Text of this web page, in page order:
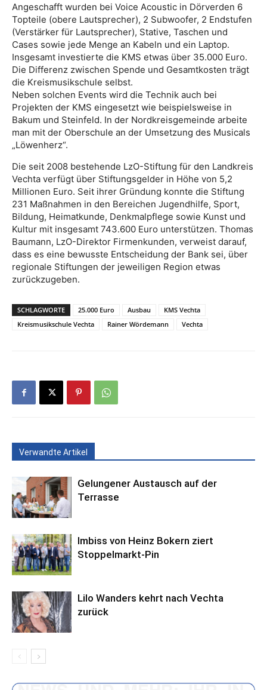
Angeschafft wurden bei Voice Acoustic in Dörverden 6
Topteile (obere Lautsprecher), 2 Subwoofer, 2 Endstufen
(Verstärker für Lautsprecher), Stative, Taschen und
Cases sowie jede Menge an Kabeln und ein Laptop.
Insgesamt investierte die KMS etwas über 35.000 Euro.
Die Differenz zwischen Spende und Gesamtkosten trägt
die Kreismusikschule selbst.
Neben solchen Events wird die Technik auch bei
Projekten der KMS eingesetzt wie beispielsweise in
Bakum und Steinfeld. In der Nordkreisgemeinde arbeite
man mit der Oberschule an der Umsetzung des Musicals
„Löwenherz“.
Die seit 2008 bestehende LzO-Stiftung für den Landkreis
Vechta verfügt über Stiftungsgelder in Höhe von 5,2
Millionen Euro. Seit ihrer Gründung konnte die Stiftung
231 Maßnahmen in den Bereichen Jugendhilfe, Sport,
Bildung, Heimatkunde, Denkmalpflege sowie Kunst und
Kultur mit insgesamt 743.600 Euro unterstützen. Thomas
Baumann, LzO-Direktor Firmenkunden, verweist darauf,
dass es eine bewusste Entscheidung der Bank sei, über
regionale Stiftungen der jeweiligen Region etwas
zurückzugeben.
SCHLAGWORTE 25.000 Euro Ausbau
KMS Vechta
Kreismusikschule Vechta
Rainer Wördemann Vechta
Verwandte Artikel
Gelungener Austausch auf der
Terrasse
Imbiss von Heinz Bokern ziert
Stoppelmarkt-Pin
Lilo Wanders kehrt nach Vechta
zurück